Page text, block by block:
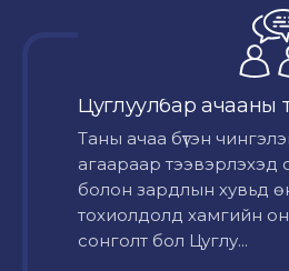
Цуглуулбар ачааны
Таны ачаа бүтэн
агаараар тээвэрлэхэд
болон зардлын хувьд
тохиолдолд хамгийн
сонголт бол Цуглу...